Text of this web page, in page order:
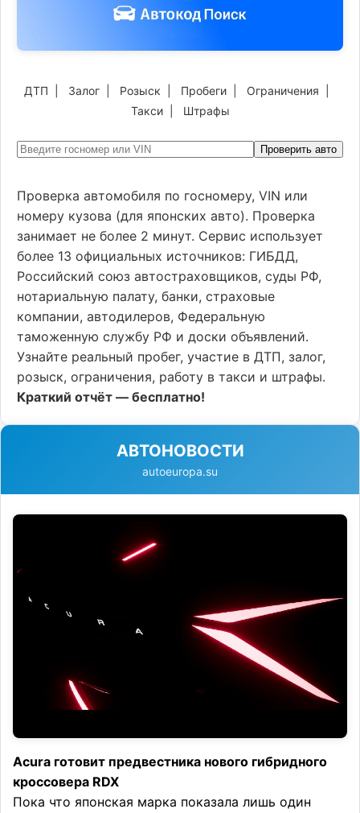
ДТП Залог Розыск Пробеги Ограничения
Такси| Штрафы
Проверить авто
Проверка автомобиля по госномеру, VIN или
номеру кузова (для японских авто). Проверка
занимает не более 2 минут. Сервис использует
более 13 официальных источников: ГИБДД,
Российский союз автостраховщиков, суды РФ,
нотариальную палату, банки, страховые
компании, автодилеров, Федеральную
таможенную службу РФ и доски объявлений.
Узнайте реальный пробег, участие в ДТП, залог,
розыск, ограничения, работу в такси и штрафы.
Краткий отчёт — бесплатно!
АВТОНОВОСТИ
autoeuropa.su
Acura готовит предвестника нового гибридного
кроссовера RDX
Пока что японская марка показала лишь один